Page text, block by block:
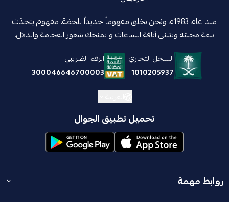
روابط مهمة
منذ عام 1983م ونحن نخلق مفهوماً جديداً للحظة، مفهوم يتحدّث
بلغة محليّة ويتبنى أناقة الساعات و يمنحك شعور الفخامة والدلال.
السجل التجاري
1010205937
الرقم الضريبي
300046646700003
تحميل تطبيق الجوال